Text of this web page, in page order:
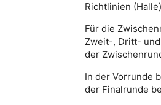
Richtlinien
Für die
Zweit-, Dritt-
der
In der Vorrunde
der Finalrunde